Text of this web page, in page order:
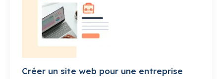
Créer un site web pour une entreprise